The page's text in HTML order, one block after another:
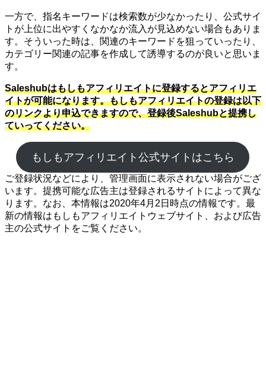
一方で、指名キーワードは検索数が少なかったり、公式サイ
トが上位に出やすくなかなか流入が見込めない場合もありま
す。そういった時は、関連のキーワードを狙っていったり、
カテゴリー関連の記事を作成して誘導するのが良いと思いま
す。
Saleshubはもしもアフィリエイトに登録するとアフィリエ
イトが可能になります。もしもアフィリエイトの登録は以下
のリンクより申込できますので、登録後Saleshubと提携し
ていってください。
もしもアフィリエイト公式サイトはこちら
ご登録状況などにより、管理画面に表示されない場合がござ
います。提携可能な広告主は登録されるサイトによって異な
ります。なお、本情報は2020年4月2日時点の情報です。最
新の情報はもしもアフィリエイトウェブサイト、および広告
主の公式サイトをご覧ください。